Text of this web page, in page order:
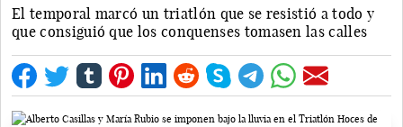
El temporal marcó un triatlón que se resistió a todo y
que consiguió que los conquenses tomasen las calles